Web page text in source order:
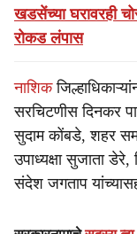
खडसेंच्या घरावरही
रोकड लंपास
नाशिक
सरचिटणीस दिनकर
सुदाम कोंबडे, शहर
उपाध्यक्षा सुजाता डेरे,
संदेश जगताप